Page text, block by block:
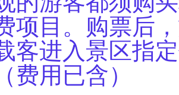
项目。购票后
客进入景区指
费用已含）